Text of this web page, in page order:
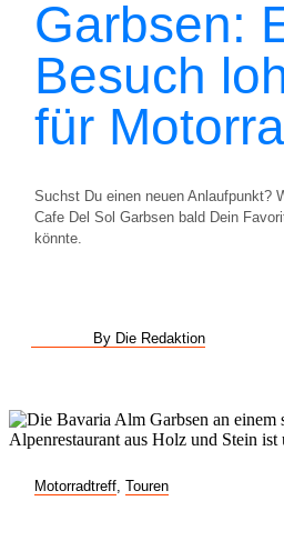
Garbsen:
Besuch
für
Suchst Du einen neuen Anlaufpunkt?
Cafe Del Sol Garbsen bald Dein
könnte.
By Die Redaktion
Motorradtreff Touren